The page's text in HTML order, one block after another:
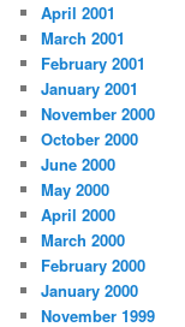
April 2001
March 2001
February 2001
January 2001
November 2000
October 2000
June 2000
May 2000
April 2000
March 2000
February 2000
January 2000
November 1999